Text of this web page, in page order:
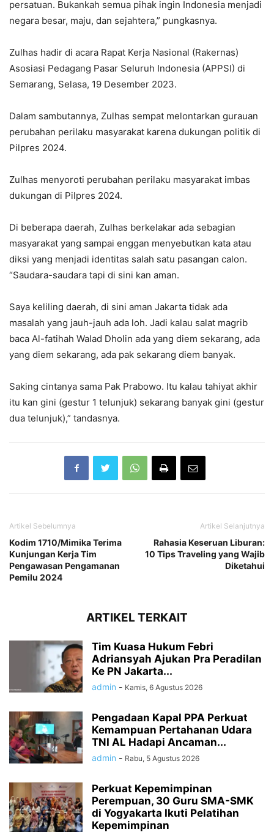
persatuan. Bukankah semua pihak ingin Indonesia menjadi
negara besar, maju, dan sejahtera,” pungkasnya.
Zulhas hadir di acara Rapat Kerja Nasional (Rakernas)
Asosiasi Pedagang Pasar Seluruh Indonesia (APPSI) di
Semarang, Selasa, 19 Desember 2023.
Dalam sambutannya, Zulhas sempat melontarkan gurauan
perubahan perilaku masyarakat karena dukungan politik di
Pilpres 2024.
Zulhas menyoroti perubahan perilaku masyarakat imbas
dukungan di Pilpres 2024.
Di beberapa daerah, Zulhas berkelakar ada sebagian
masyarakat yang sampai enggan menyebutkan kata atau
diksi yang menjadi identitas salah satu pasangan calon.
“Saudara-saudara tapi di sini kan aman.
Saya keliling daerah, di sini aman Jakarta tidak ada
masalah yang jauh-jauh ada loh. Jadi kalau salat magrib
baca Al-fatihah Walad Dholin ada yang diem sekarang, ada
yang diem sekarang, ada pak sekarang diem banyak.
Saking cintanya sama Pak Prabowo. Itu kalau tahiyat akhir
itu kan gini (gestur 1 telunjuk) sekarang banyak gini (gestur
dua telunjuk),” tandasnya.
Artikel Sebelumnya
Kodim 1710/Mimika Terima
Kunjungan Kerja Tim
Pengawasan Pengamanan
Pemilu 2024
Artikel Selanjutnya
Rahasia Keseruan Liburan:
10 Tips Traveling yang Wajib
Diketahui
ARTIKEL TERKAIT
Tim Kuasa Hukum Febri
Adriansyah Ajukan Pra Peradilan
Ke PN Jakarta...
admin - Kamis, 6 Agustus 2026
Pengadaan Kapal PPA Perkuat
Kemampuan Pertahanan Udara
TNI AL Hadapi Ancaman...
admin - Rabu, 5 Agustus 2026
Perkuat Kepemimpinan
Perempuan, 30 Guru SMA-SMK
di Yogyakarta Ikuti Pelatihan
Kepemimpinan